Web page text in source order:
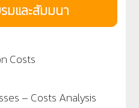
มและสัมมนา
Costs
– Costs Analysis